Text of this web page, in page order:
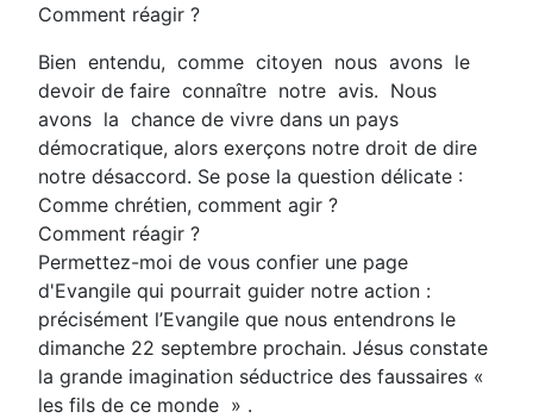
Comment réagir ?
Bien entendu, comme citoyen nous avons le
devoir de faire connaître notre avis. Nous
avons la chance de vivre dans un pays
démocratique, alors exerçons notre droit de dire
notre désaccord. Se pose la question délicate :
Comme chrétien, comment agir ?
Comment réagir ?
Permettez-moi de vous confier une page
d'Evangile qui pourrait guider notre action :
précisément l’Evangile que nous entendrons le
dimanche 22 septembre prochain. Jésus constate
la grande imagination séductrice des faussaires «
les fils de ce monde » .